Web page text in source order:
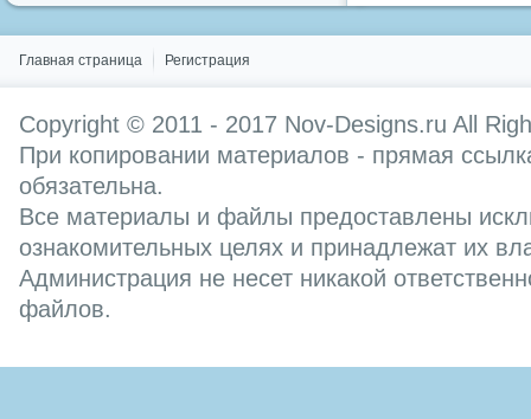
Главная страница Регистрация
Copyright © 2011 - 2017 Nov-Designs.ru All
При копировании материалов - прямая
обязательна.
Все материалы и файлы предоставлены
ознакомительных целях и принадлежат их
Администрация не несет никакой
файлов.